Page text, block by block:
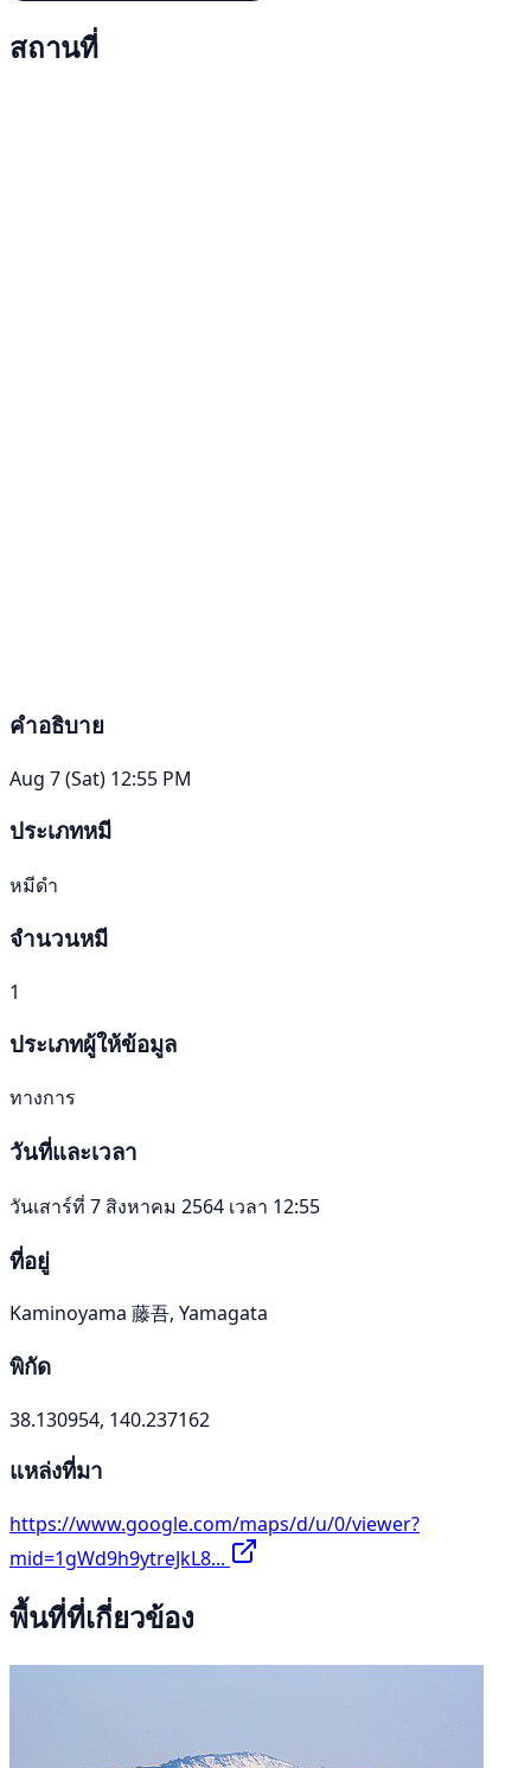
สถานที่
คำอธิบาย
Aug 7 (Sat) 12:55 PM
ประเภทหมี
หมีดำ
จำนวนหมี
1
ประเภทผู้ให้ข้อมูล
ทางการ
วันที่และเวลา
วันเสาร์ที่ 7 สิงหาคม 2564 เวลา 12:55
ที่อยู่
Kaminoyama 藤吾, Yamagata
พิกัด
38.130954, 140.237162
แหล่งที่มา
https://www.google.com/maps/d/u/0/viewer?
mid=1gWd9h9ytreJkL8...
พื้นที่ที่เกี่ยวข้อง